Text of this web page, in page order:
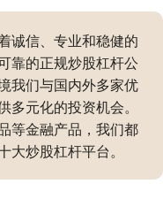
诚信、专业和稳健的
靠的正规炒股杠杆公
我们与国内外多家优
元化的投资机会。
等金融产品，我们都
炒股杠杆平台。